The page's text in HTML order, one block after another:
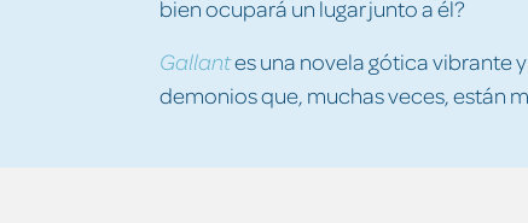
bien ocupará un lugar junto a él?
Gallantes una novela gótica vibrante
demonios que, muchas veces, están